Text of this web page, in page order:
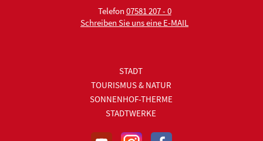
Telefon 07581 207 - 0
Schreiben Sie uns eine E-MAIL
STADT
TOURISMUS & NATUR
SONNENHOF-THERME
STADTWERKE